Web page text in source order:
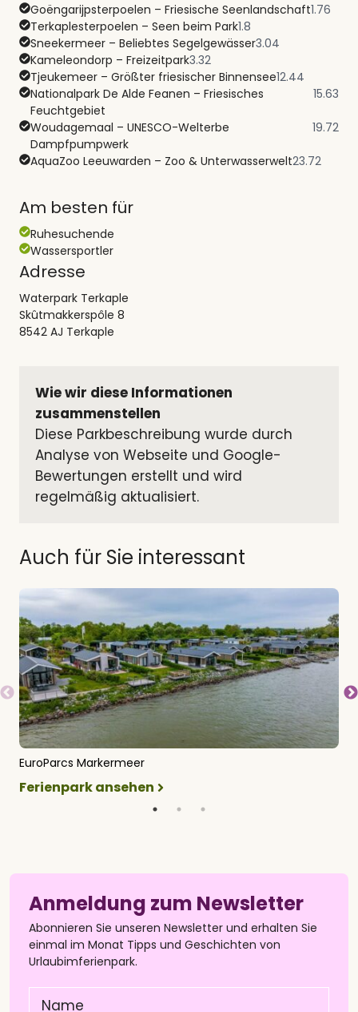
Goëngarijpsterpoelen – Friesische Seenlandschaft1.76
Terkaplesterpoelen – Seen beim Park1.8
Sneekermeer – Beliebtes Segelgewässer3.04
Kameleondorp – Freizeitpark3.32
Tjeukemeer – Größter friesischer Binnensee12.44
Nationalpark De Alde Feanen – Friesisches
Feuchtgebiet
15.63
Woudagemaal – UNESCO-Welterbe
Dampfpumpwerk
19.72
AquaZoo Leeuwarden – Zoo & Unterwasserwelt23.72
Am besten für
Ruhesuchende
Wassersportler
Adresse
Waterpark Terkaple
Skûtmakkerspôle 8
8542 AJ Terkaple
Wie wir diese Informationen
zusammenstellen
Diese Parkbeschreibung wurde durch
Analyse von Webseite und Google-
Bewertungen erstellt und wird
regelmäßig aktualisiert.
Auch für Sie interessant
EuroParcs Markermeer
Ferienpark ansehen
Anmeldung zum Newsletter
Abonnieren Sie unseren Newsletter und erhalten Sie
einmal im Monat Tipps und Geschichten von
Urlaubimferienpark.
Name